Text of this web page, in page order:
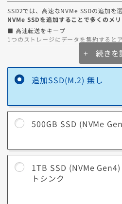
SSD2では、高速なNVMe SSDの追加を
NVMe SSDを追加することで多くのメリ
■ 高速転送をキープ
1つのストレージにデータを集約すると
きやすくなりますが、物理的に保存場
■ データの保護
メインSSDにシステムデータを、追加の
保存することで、予期せぬシステム障
■ ストレージの長寿命化
SSDを追加してデータを分けて保存す
+ 続きを
追加SSD(M.2) 無し
500GB SSD (NVMe
1TB SSD (NVMe
トシンク